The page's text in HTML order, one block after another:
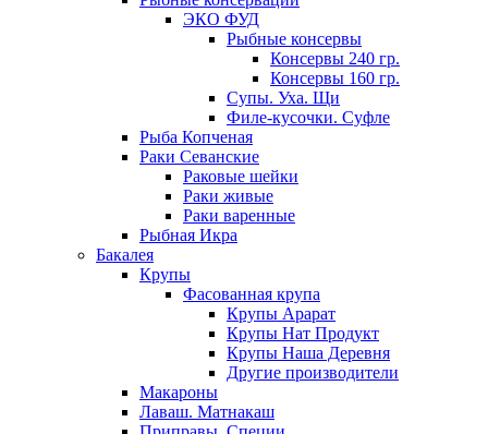
ЭКО ФУД
Рыбные консервы
Консервы 240 гр.
Консервы 160 гр.
Супы. Уха. Щи
Филе-кусочки. Суфле
Рыба Копченая
Раки Севанские
Раковые шейки
Раки живые
Раки варенные
Рыбная Икра
Бакалея
Крупы
Фасованная крупа
Крупы Арарат
Крупы Нат Продукт
Крупы Наша Деревня
Другие производители
Макароны
Лаваш. Матнакаш